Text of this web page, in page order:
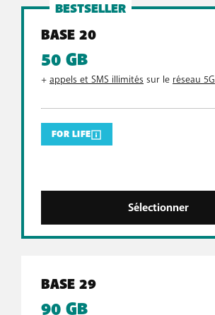
BESTSELLER
BASE 20
50 GB
+ appels et SMS illimités sur le réseau 5G
FOR LIFE
Sélectionner
BASE 29
90 GB